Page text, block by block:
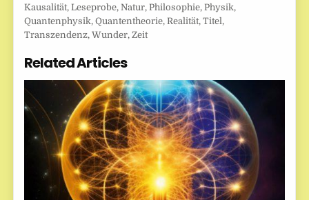
Kausalität,Leseprobe,Natur,Philosophie,Physik,
Quantenphysik,Quantentheorie,Realität,Titel,
Transzendenz,Wunder,Zeit
Related Articles